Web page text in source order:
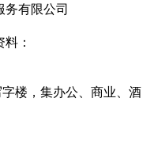
务有限公司
：
楼，集办公、商业、酒